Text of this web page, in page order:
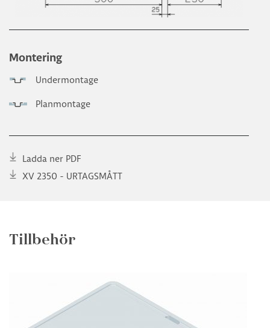
Montering
Undermontage
Planmontage
Ladda ner PDF
XV 2350 - URTAGSMÅTT
Tillbehör